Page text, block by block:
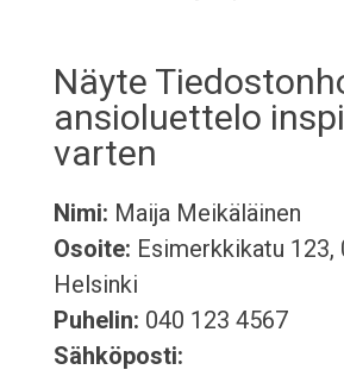
Näyte
ansioluettelo
varten
Nimi: Maija Meikäläinen
Osoite: Esimerkkikatu 123,
Helsinki
Puhelin: 040 123 4567
Sähköposti: